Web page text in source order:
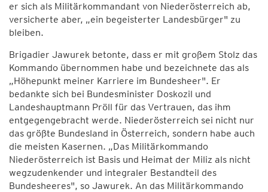
er sich als Militärkommandant von Niederösterreich ab,
versicherte aber, „ein begeisterter Landesbürger" zu
bleiben.
Brigadier Jawurek betonte, dass er mit großem Stolz das
Kommando übernommen habe und bezeichnete das als
„Höhepunkt meiner Karriere im Bundesheer". Er
bedankte sich bei Bundesminister Doskozil und
Landeshauptmann Pröll für das Vertrauen, das ihm
entgegengebracht werde. Niederösterreich sei nicht nur
das größte Bundesland in Österreich, sondern habe auch
die meisten Kasernen. „Das Militärkommando
Niederösterreich ist Basis und Heimat der Miliz als nicht
wegzudenkender und integraler Bestandteil des
Bundesheeres", so Jawurek. An das Militärkommando